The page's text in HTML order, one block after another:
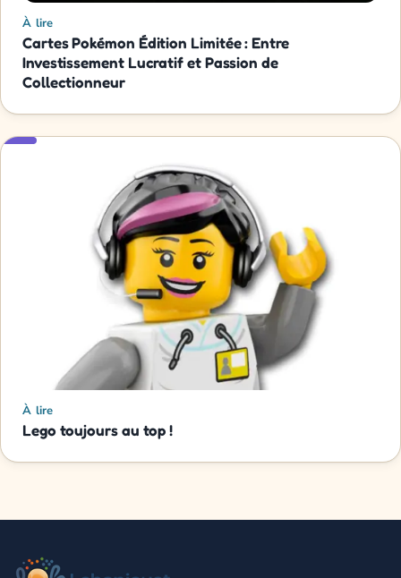
À lire
Cartes Pokémon Édition Limitée : Entre
Investissement Lucratif et Passion de
Collectionneur
À lire
Lego toujours au top !